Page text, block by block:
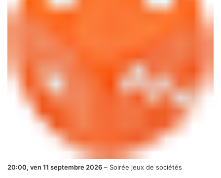
20:00, ven 11 septembre 2026 – Soirée jeux de sociétés